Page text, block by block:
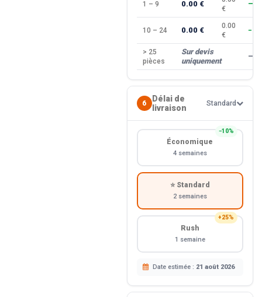
1 – 9 0.00 €
€
—
10 – 24 0.00 €
0.00
€
> 25
pièces
Sur devis
uniquement
—
6
Délai de
livraison
Standard
−10%
Économique
4 semaines
⭐ Standard
2 semaines
+25%
Rush
1 semaine
Date estimée : 21 août 2026